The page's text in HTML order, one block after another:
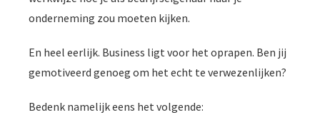
onderneming zou moeten kijken.
En heel eerlijk. Business ligt voor het oprapen. Ben jij
gemotiveerd genoeg om het echt te verwezenlijken?
Bedenk namelijk eens het volgende: